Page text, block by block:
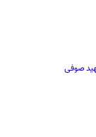
صوفی